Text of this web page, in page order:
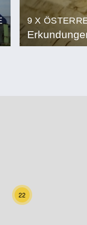
9 X
22